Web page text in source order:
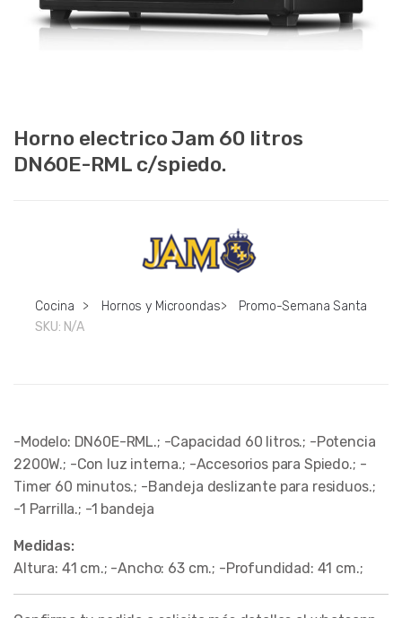
Horno electrico Jam 60 litros
DN60E-RML c/spiedo.
Cocina > Hornos y Microondas>
Promo-Semana Santa
SKU: N/A
-Modelo: DN60E-RML.; -Capacidad 60 litros.; -Potencia
2200W.; -Con luz interna.; -Accesorios para Spiedo.; -
Timer 60 minutos.; -Bandeja deslizante para residuos.;
-1 Parrilla.; -1 bandeja
Medidas:
Altura: 41 cm.; -Ancho: 63 cm.; -Profundidad: 41 cm.;